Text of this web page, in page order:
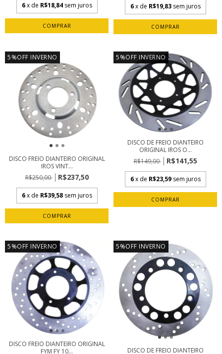
6 x de R$18,84 sem juros 6 x de R$19,83 sem juros
5%OFF INVERNO
DISCO FREIO DIANTEIRO ORIGINAL
IROS VINT...
R$250,00
R$237,50
6 x de R$39,58 sem juros
5%OFF INVERNO
DISCO DE FREIO DIANTEIRO
ORIGINAL IROS O...
R$149,00
R$141,55
6 x de R$23,59 sem juros
5%OFF INVERNO
DISCO FREIO DIANTEIRO ORIGINAL
FYM FY 10...
5%OFF INVERNO
DISCO DE FREIO DIANTEIRO